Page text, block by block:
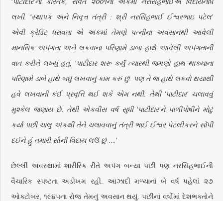
લખી. ‘સ્થાપક અને નિવૃત્ત તંત્રી : શ્રી નરસિંહભાઈ ઈશ્વરભાઇ પટેલ’
એવી ક્રેડિટ ધરાવતા એ અંકમાં તેમણે પત્નીના અવસાનથી આવેલી
માનસિક અપંગતા અને લકવાના પરિણામે ડાબા હાથે આવેલી અપંગતાની
વાત કરીને લખ્યું હતું, ‘પાટીદાર શરૂ કર્યું ત્યારથી જમણો હાથ થાક્યાના
પરિણામે ડાબે હાથે બઘું લખવાનું કામ કરું છું. પણ તે જ હાથે લકવો થયાથી
હવે લખવાની કંઈ પ્રવૃત્તિ થઈ શકે એમ નથી. તેથી ‘પાટીદાર’ ચલાવવું
મુશ્કેલ જણાય છે. તેથી એકવીસ વર્ષ સુધી ‘પાટીદાર’ને પાળીપોષીને મોટું
કર્યા પછી ચાલુ અંકથી તેને ચલાવવાનું તંત્રી ભાઈ ઈશ્વર પેટલીકરને સોંપી
દઈને હું તમારી સૌની વિદાય લઉં છું …’
છેલ્લી અવસ્થામાં શારીરિક રીતે અપંગ બન્યા પછી પણ નરસિંહભાઈની
વૈચારિક સ્પષ્ટતા અડીખમ રહી. આઝાદી મળ્યાનાં બે વર્ષ પહેલાં ૨૭
ઓક્ટોબર, ૧૯૪૫ના રોજ તેમનું અવસાન થયું. પછીનાં વર્ષોમાં દેશભક્તોને